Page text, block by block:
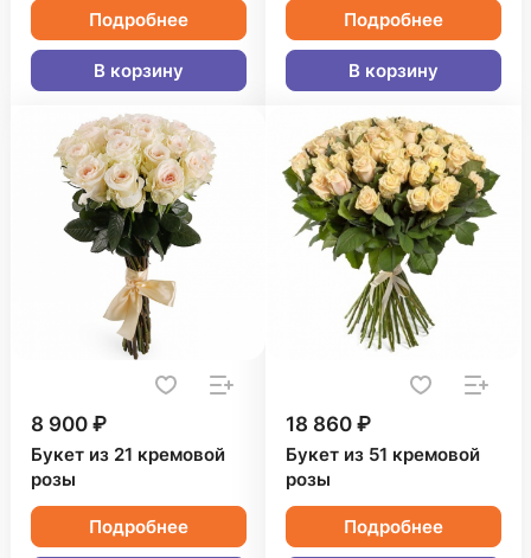
Подробнее
В корзину
Подробнее
В корзину
8 900 ₽
Букет из 21 кремовой
розы
Подробнее
18 860 ₽
Букет из 51 кремовой
розы
Подробнее